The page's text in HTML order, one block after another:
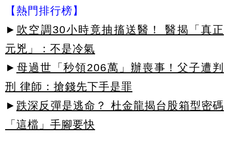
【熱門排行榜】
► 吹空調30小時竟抽搐送醫！ 醫揭「真正
元兇」：不是冷氣
► 母過世「秒領206萬」辦喪事！父子遭判
刑 律師：搶錢先下手是罪
► 跌深反彈是逃命？ 杜金龍揭台股箱型密碼
「這檔」手腳要快